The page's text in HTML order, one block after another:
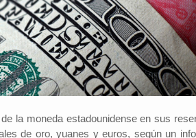
la moneda estadounidense en sus
de oro, yuanes y euros, según un